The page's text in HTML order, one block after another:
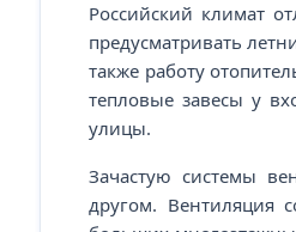
Российский климат
предусматривать
также работу
тепловые завесы у
улицы.
Зачастую системы
другом. Вентиляция